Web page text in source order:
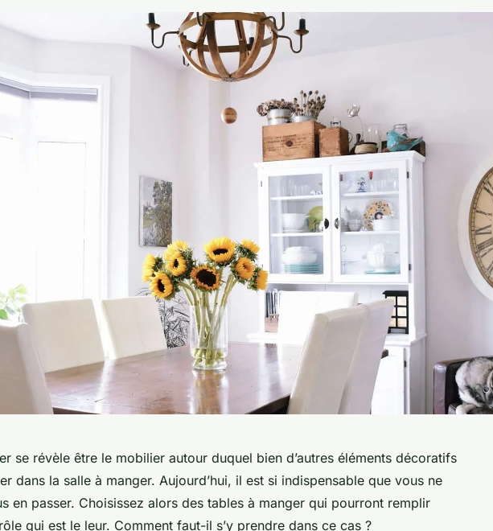
se révèle être le mobilier autour duquel bien d’autres éléments décoratifs
dans la salle à manger. Aujourd’hui, il est si indispensable que vous ne
en passer. Choisissez alors des tables à manger qui pourront remplir
qui est le leur. Comment faut-il s’y prendre dans ce cas ?